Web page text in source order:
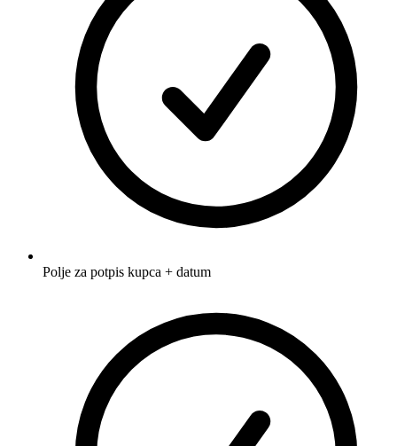
Polje za potpis kupca + datum